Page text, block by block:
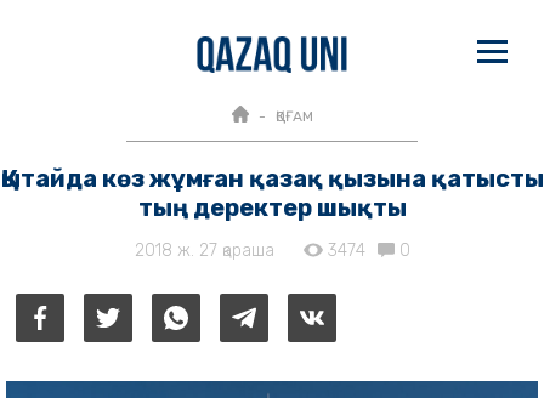
ҚОҒАМ
Қытайда көз жұмған қазақ қызына қатысты
тың деректер шықты
2018 ж. 27 қараша 3474 0